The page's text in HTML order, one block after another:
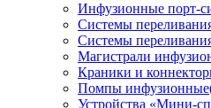
Инфузионные порт-
Системы
Системы
Магистрали
Краники и
Помпы инфузионные
Устройства «Мини-